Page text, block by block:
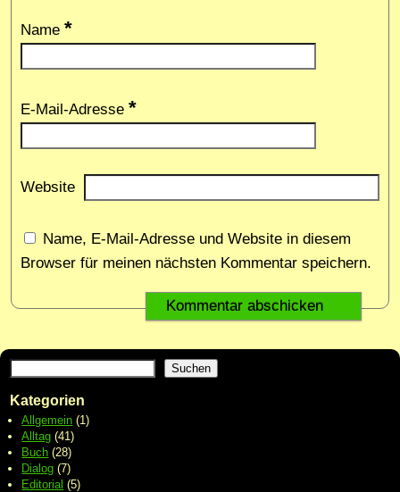
Name *
E-Mail-Adresse *
Website
Name, E-Mail-Adresse und Website in diesem
Browser für meinen nächsten Kommentar speichern.
Suchen
Kategorien
Allgemein (1)
Alltag (41)
Buch (28)
Dialog (7)
Editorial (5)